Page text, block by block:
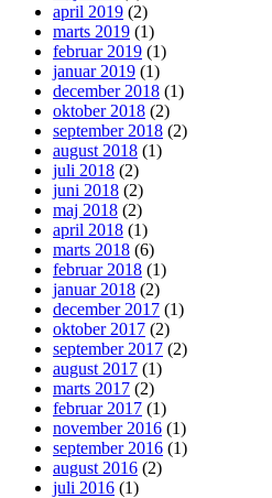
april 2019 (2)
marts 2019 (1)
februar 2019 (1)
januar 2019 (1)
december 2018 (1)
oktober 2018 (2)
september 2018 (2)
august 2018 (1)
juli 2018 (2)
juni 2018 (2)
maj 2018 (2)
april 2018 (1)
marts 2018 (6)
februar 2018 (1)
januar 2018 (2)
december 2017 (1)
oktober 2017 (2)
september 2017 (2)
august 2017 (1)
marts 2017 (2)
februar 2017 (1)
november 2016 (1)
september 2016 (1)
august 2016 (2)
juli 2016 (1)